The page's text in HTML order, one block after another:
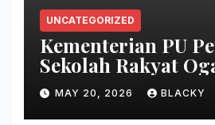
UNCATEGORIZED
Kementerian PU
Sekolah Rakyat
MAY 20, 2026 BLACKY